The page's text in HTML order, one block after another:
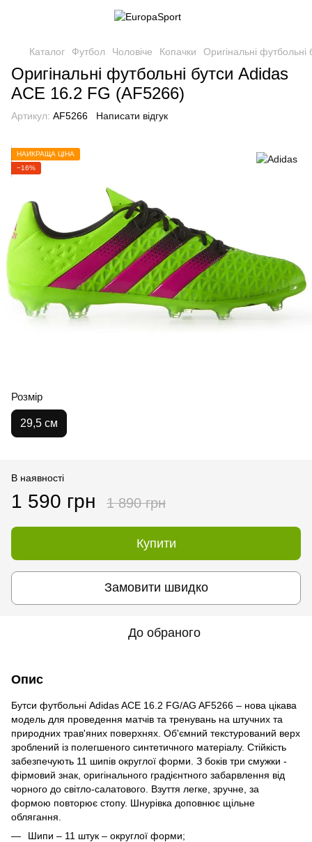
Каталог Футбол Чоловіче Копачки Оригінальні
Оригінальні футбольні бутси Adidas
ACE 16.2 FG (AF5266)
Артикул: AF5266 Написати відгук
НАЙКРАЩА ЦІНА
−16%
Розмір
29,5 см
В наявності
1 590 грн 1 890 грн
Купити
Замовити швидко
До обраного
Опис
Бутси футбольні Adidas ACE 16.2 FG/AG AF5266 – нова цікава
модель для проведення матчів та тренувань на штучних та
природних трав'яних поверхнях. Об'ємний текстурований верх
зроблений із полегшеного синтетичного матеріалу. Стійкість
забезпечують 11 шипів округлої форми. З боків три смужки -
фірмовий знак, оригінального градієнтного забарвлення від
чорного до світло-салатового. Взуття легке, зручне, за
формою повторює стопу. Шнурівка доповнює щільне
облягання.
Шипи – 11 штук – округлої форми;